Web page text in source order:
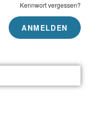
Kennwort vergessen?